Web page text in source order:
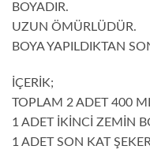
BOYADIR.
UZUN ÖMÜRLÜDÜR.
BOYA YAPILDIKTAN
İÇERİK;
TOPLAM 2 ADET 400
1 ADET İKİNCİ ZEMİN
1 ADET SON KAT